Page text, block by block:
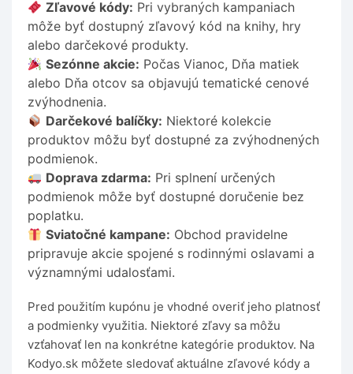
Zľavové kódy: Pri vybraných kampaniach
môže byť dostupný zľavový kód na knihy, hry
alebo darčekové produkty.
Sezónne akcie: Počas Vianoc, Dňa matiek
alebo Dňa otcov sa objavujú tematické cenové
zvýhodnenia.
Darčekové balíčky: Niektoré kolekcie
produktov môžu byť dostupné za zvýhodnených
podmienok.
Doprava zdarma: Pri splnení určených
podmienok môže byť dostupné doručenie bez
poplatku.
Sviatočné kampane: Obchod pravidelne
pripravuje akcie spojené s rodinnými oslavami a
významnými udalosťami.
Pred použitím kupónu je vhodné overiť jeho platnosť
a podmienky využitia. Niektoré zľavy sa môžu
vzťahovať len na konkrétne kategórie produktov. Na
Kodyo.sk môžete sledovať aktuálne zľavové kódy a